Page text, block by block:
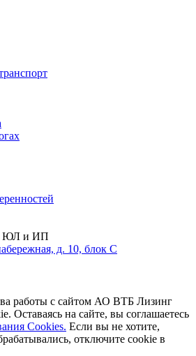
ЮЛ и ИП
д. 10, блок С
работы с сайтом АО ВТБ Лизинг
Оставаясь на сайте, вы соглашаетесь
Cookies. Если вы не хотите,
отключите cookie в